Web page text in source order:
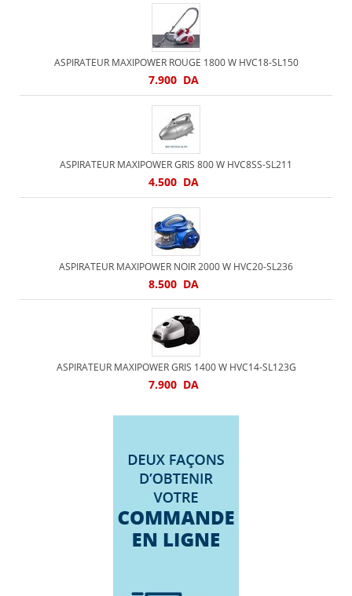
ASPIRATEUR MAXIPOWER ROUGE 1800 W HVC18-SL150
7.900 DA
ASPIRATEUR MAXIPOWER GRIS 800 W HVC8SS-SL211
4.500 DA
ASPIRATEUR MAXIPOWER NOIR 2000 W HVC20-SL236
8.500 DA
ASPIRATEUR MAXIPOWER GRIS 1400 W HVC14-SL123G
7.900 DA